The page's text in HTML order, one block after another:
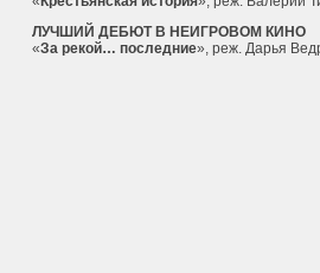
ЛУЧШИЙ ДЕБЮТ В НЕИГРОВОМ КИНО
«За рекой… последние», реж. Дарья